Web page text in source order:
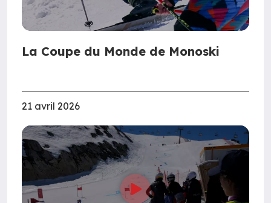
La Coupe du Monde de Monoski
21 avril 2026